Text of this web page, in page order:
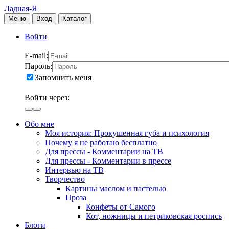
Ладная-Я
Меню Вход Каталог
Войти
E-mail:
Пароль:
Запомнить меня
Войти через:
Обо мне
Моя история: Прокушенная губа и психология
Почему я не работаю бесплатно
Для прессы - Комментарии на ТВ
Для прессы - Комментарии в прессе
Интервью на ТВ
Творчество
Картины маслом и пастелью
Проза
Конфеты от Самого
Кот, ножницы и петриковская роспись
Блоги